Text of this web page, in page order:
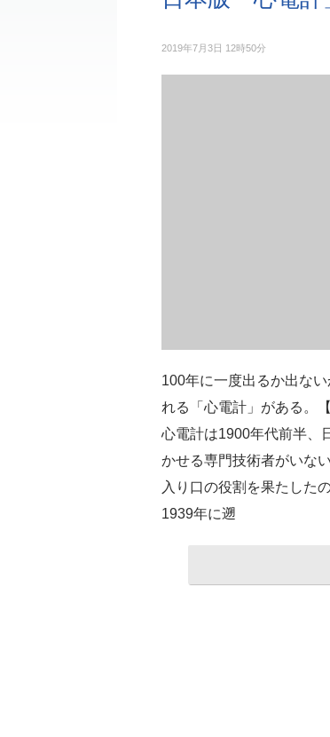
2019年7月3日 12時50分
100年に一度出るか出な
れる「心電計」がある。
心電計は1900年代前半、
かせる専門技術者がいな
入り口の役割を果たした
1939年に遡